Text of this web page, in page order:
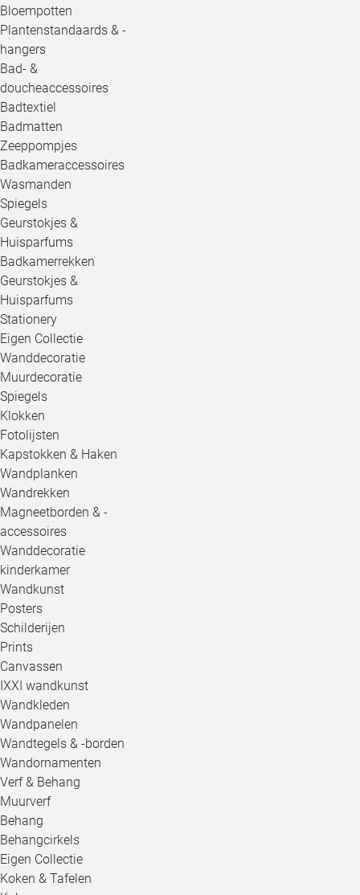
Bloempotten
Plantenstandaards & -
hangers
Bad- &
doucheaccessoires
Badtextiel
Badmatten
Zeeppompjes
Badkameraccessoires
Wasmanden
Spiegels
Geurstokjes &
Huisparfums
Badkamerrekken
Geurstokjes &
Huisparfums
Stationery
Eigen Collectie
Wanddecoratie
Muurdecoratie
Spiegels
Klokken
Fotolijsten
Kapstokken & Haken
Wandplanken
Wandrekken
Magneetborden & -
accessoires
Wanddecoratie
kinderkamer
Wandkunst
Posters
Schilderijen
Prints
Canvassen
IXXI wandkunst
Wandkleden
Wandpanelen
Wandtegels & -borden
Wandornamenten
Verf & Behang
Muurverf
Behang
Behangcirkels
Eigen Collectie
Koken & Tafelen